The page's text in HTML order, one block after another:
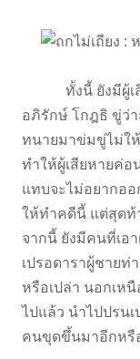
ทั้งนี้ ยังมีผู้เสีย
อภิรักษ์ โกฎธิ ขู่ว่า
ทนายมาข่มขู่ไม่ใ
ทำให้ผู้เสียหายค่อ
แทบจะไม่อยากออ
ให้ทำคดีนี้ แต่สุดท้
จากนี้ ยังมีคนที่เอ
เปรอดาราผู้ชาย
หรือเปล่า นอกเห
ไปแล้ว นำไปปรน
คนขุดขึ้นมาอีกหรื